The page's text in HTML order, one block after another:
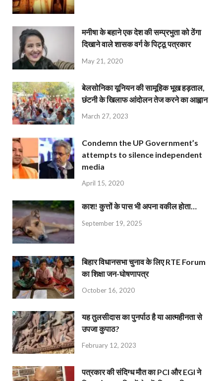
मनीषा के बहाने एक देश की सम्प्रभुता को ठेंगा
दिखाने वाले शासक वर्ग के पिट्ठू पत्रकार
May 21, 2020
बेलसोनिका यूनियन की सामूहिक भूख हड़ताल,
छंटनी के खिलाफ आंदोलन तेज करने का आह्वान
March 27, 2023
Condemn the UP Government’s
attempts to silence independent
media
April 15, 2020
काश! कुत्तों के पास भी अपना वकील होता…
September 19, 2025
बिहार विधानसभा चुनाव के लिए RTE Forum
का शिक्षा जन-घोषणापत्र
October 16, 2020
यह तुलसीदास का पुनर्पाठ है या आत्महीनता से
उपजा कुपाठ?
February 12, 2023
पत्रकार की संदिग्ध मौत का PCI और EGI ने